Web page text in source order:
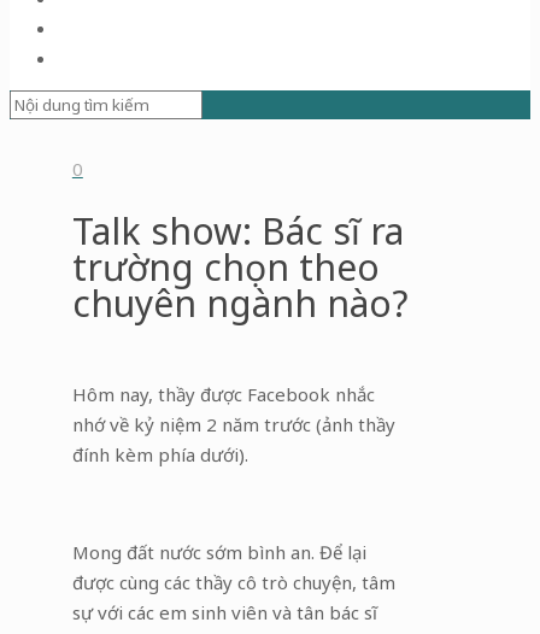
0
Talk show: Bác sĩ ra
trường chọn theo
chuyên ngành nào?
Hôm nay, thầy được Facebook nhắc
nhớ về kỷ niệm 2 năm trước (ảnh thầy
đính kèm phía dưới).
Mong đất nước sớm bình an. Để lại
được cùng các thầy cô trò chuyện, tâm
sự với các em sinh viên và tân bác sĩ